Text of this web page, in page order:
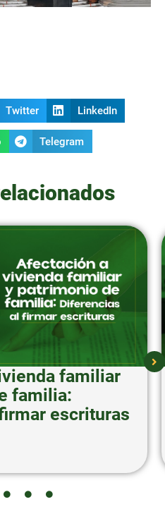
Twitter LinkedIn
Telegram
familiar
familia:
escrituras